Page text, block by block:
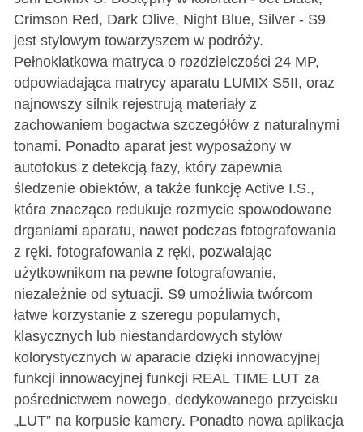
Crimson Red, Dark Olive, Night Blue, Silver - S9
jest stylowym towarzyszem w podróży.
Pełnoklatkowa matryca o rozdzielczości 24 MP,
odpowiadająca matrycy aparatu LUMIX S5II, oraz
najnowszy silnik rejestrują materiały z
zachowaniem bogactwa szczegółów z naturalnymi
tonami. Ponadto aparat jest wyposażony w
autofokus z detekcją fazy, który zapewnia
śledzenie obiektów, a także funkcję Active I.S.,
która znacząco redukuje rozmycie spowodowane
drganiami aparatu, nawet podczas fotografowania
z ręki. fotografowania z ręki, pozwalając
użytkownikom na pewne fotografowanie,
niezależnie od sytuacji. S9 umożliwia twórcom
łatwe korzystanie z szeregu popularnych,
klasycznych lub niestandardowych stylów
kolorystycznych w aparacie dzięki innowacyjnej
funkcji innowacyjnej funkcji REAL TIME LUT za
pośrednictwem nowego, dedykowanego przycisku
„LUT” na korpusie kamery. Ponadto nowa aplikacja